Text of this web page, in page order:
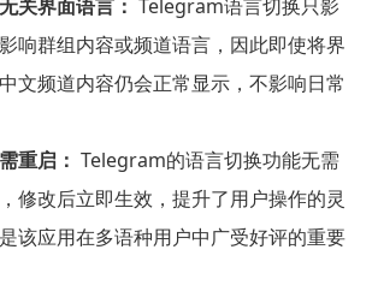
关界面语言： Telegram语言切换只影
响群组内容或频道语言，因此即使将界
文频道内容仍会正常显示，不影响日常
重启： Telegram的语言切换功能无需
修改后立即生效，提升了用户操作的灵
该应用在多语种用户中广受好评的重要